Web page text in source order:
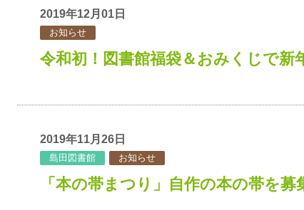
2019年12月01日
お知らせ
令和初！図書館福袋＆おみくじで新
2019年11月26日
島田図書館 お知らせ
「本の帯まつり」自作の本の帯を